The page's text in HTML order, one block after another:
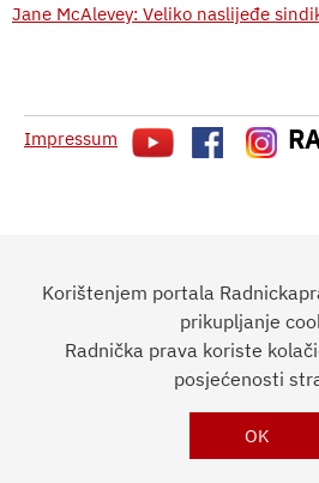
Jane McAlevey: Veliko naslijeđe
Impressum
Korištenjem portala
prikupljanje
Radnička prava koriste
posjećenosti
OK